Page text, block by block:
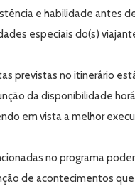
e habilidade antes
especiais do(s)
previstas no itinerário
da disponibilidade
em vista a melhor
no programa
de acontecimentos que